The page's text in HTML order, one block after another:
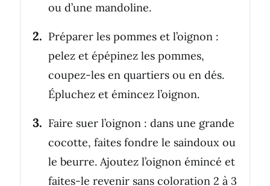
ou d’une mandoline.
Préparer les pommes et l’oignon :
pelez et épépinez les pommes,
coupez-les en quartiers ou en dés.
Épluchez et émincez l’oignon.
Faire suer l’oignon : dans une grande
cocotte, faites fondre le saindoux ou
le beurre. Ajoutez l’oignon émincé et
faites-le revenir sans coloration 2 à 3